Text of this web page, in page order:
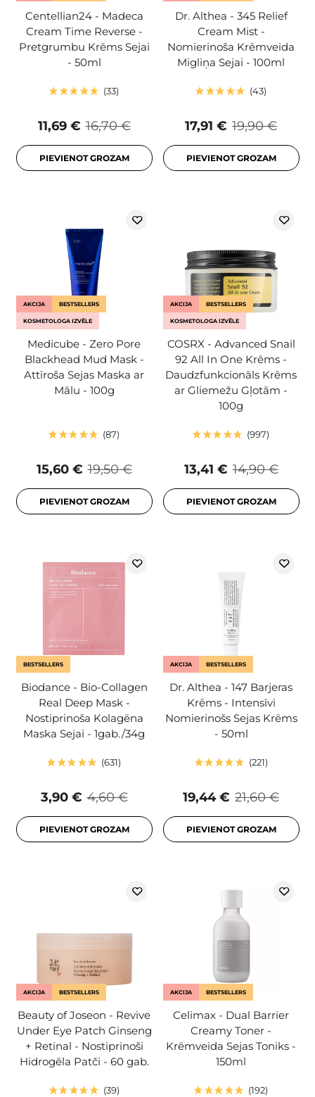
Centellian24 - Madeca
Cream Time Reverse -
Pretgrumbu Krēms Sejai
- 50ml
33
16,70 €
11,69 €
PIEVIENOT GROZAM
Dr. Althea - 345 Relief
Cream Mist -
Nomierinoša Krēmveida
Migliņa Sejai - 100ml
43
19,90 €
17,91 €
PIEVIENOT GROZAM
AKCIJA BESTSELLERS
KOSMETOLOGA IZVĒLE
Medicube - Zero Pore
Blackhead Mud Mask -
Attīroša Sejas Maska ar
Mālu - 100g
87
19,50 €
15,60 €
PIEVIENOT GROZAM
AKCIJA BESTSELLERS
KOSMETOLOGA IZVĒLE
COSRX - Advanced Snail
92 All In One Krēms -
Daudzfunkcionāls Krēms
ar Gliemežu Gļotām -
100g
997
14,90 €
13,41 €
PIEVIENOT GROZAM
BESTSELLERS
Biodance - Bio-Collagen
Real Deep Mask -
Nostiprinoša Kolagēna
Maska Sejai - 1gab./34g
631
4,60 €
3,90 €
PIEVIENOT GROZAM
AKCIJA BESTSELLERS
Dr. Althea - 147 Barjeras
Krēms - Intensīvi
Nomierinošs Sejas Krēms
- 50ml
221
21,60 €
19,44 €
PIEVIENOT GROZAM
AKCIJA BESTSELLERS
Beauty of Joseon - Revive
Under Eye Patch Ginseng
+ Retinal - Nostiprinoši
Hidrogēla Patči - 60 gab.
39
AKCIJA BESTSELLERS
Celimax - Dual Barrier
Creamy Toner -
Krēmveida Sejas Toniks -
150ml
192